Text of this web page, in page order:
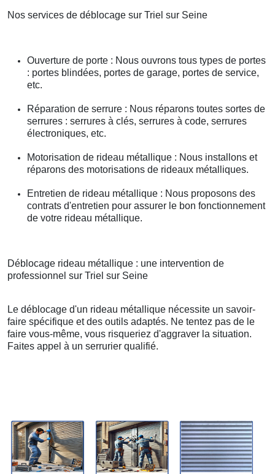
Nos services de déblocage sur Triel sur Seine
Ouverture de porte : Nous ouvrons tous types de portes
: portes blindées, portes de garage, portes de service,
etc.
Réparation de serrure : Nous réparons toutes sortes de
serrures : serrures à clés, serrures à code, serrures
électroniques, etc.
Motorisation de rideau métallique : Nous installons et
réparons des motorisations de rideaux métalliques.
Entretien de rideau métallique : Nous proposons des
contrats d'entretien pour assurer le bon fonctionnement
de votre rideau métallique.
Déblocage rideau métallique : une intervention de
professionnel sur Triel sur Seine
Le déblocage d'un rideau métallique nécessite un savoir-
faire spécifique et des outils adaptés. Ne tentez pas de le
faire vous-même, vous risqueriez d'aggraver la situation.
Faites appel à un serrurier qualifié.